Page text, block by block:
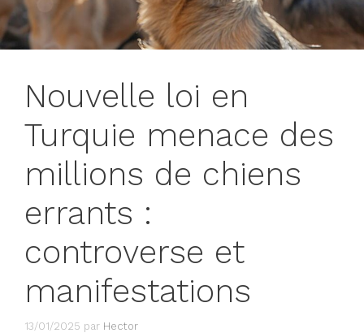
Nouvelle loi en
Turquie menace des
millions de chiens
errants :
controverse et
manifestations
13/01/2025 par Hector